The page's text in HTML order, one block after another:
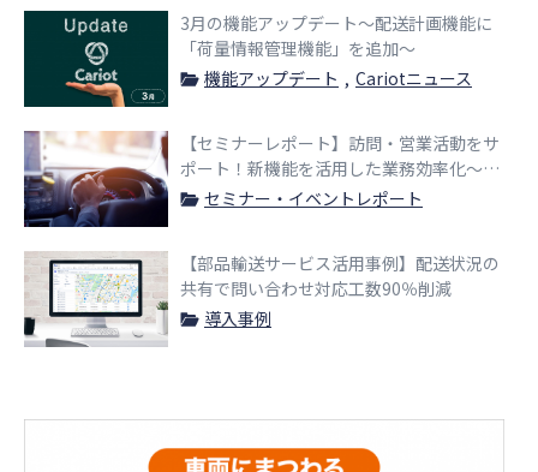
3月の機能アップデート〜配送計画機能に
「荷量情報管理機能」を追加〜
機能アップデート
Cariotニュース
【セミナーレポート】訪問・営業活動をサ
ポート！新機能を活用した業務効率化〜訪
問自動記録×駐車イベントマップのご紹
セミナー・イベントレポート
【部品輸送サービス活用事例】配送状況の
共有で問い合わせ対応工数90％削減
導入事例